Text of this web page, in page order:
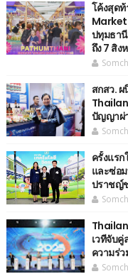
โค้งสุด
Market
ปทุมธานี
ถึง 7 สิง
สกสว.
ปัญญาผ่
ครั้งแรก
และซ่อ
ปราชญ์
เวทีจับ
ความร่